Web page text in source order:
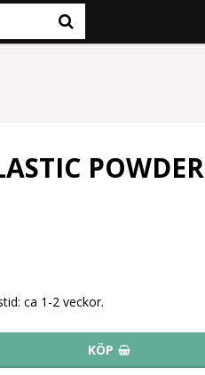
POWDER
ca 1-2 veckor.
KÖP